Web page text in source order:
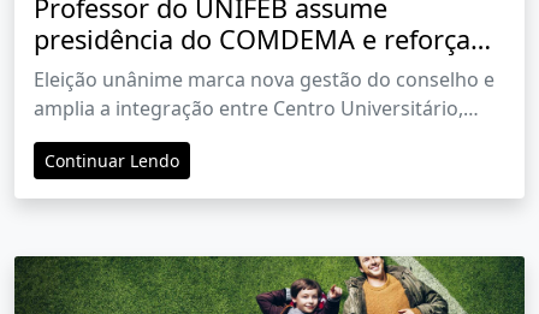
Professor do UNIFEB assume
presidência do COMDEMA e reforça
protagonismo da instituição nas
questões ambientais
Eleição unânime marca nova gestão do conselho e
amplia a integração entre Centro Universitário,
poder público e sociedade civil em Barretos
Continuar Lendo